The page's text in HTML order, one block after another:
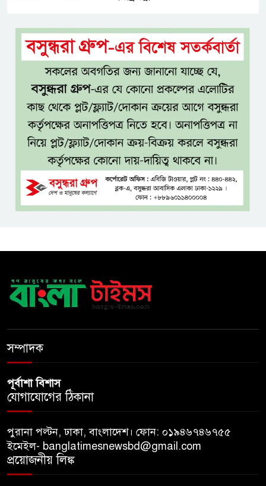
সব বাধা পেরিয়ে বাস্তবতার নিরিখে
দেশকে এগিয়ে নিতে হবে: প্রধানমন্ত্রী
নীরবে এতিম শিশুদের পাশে সায়েম
সোবহান আনভীর
সেবার মানসিকতা ছাড়া
চিকিৎসাব্যবস্থার মানোন্নয়ন সম্ভব
নয়: প্রধানমন্ত্রী
বিদ্যুৎ-জ্বালানি নিয়ে অস্থিতিশীলতা
সৃষ্টিতে সক্রিয় চক্র: প্রধানমন্ত্রী
তনু হত্যা মামলায় সাবেক
পুনরায় গ্রেপ্তার
হাসিনাকে ঘিরে ঢাকা-দিল্লি সম্পর্কে
নতুন টানাপোড়েন
সম্পাদক
পূর্বাশা বিশাস
যোগাযোগের ঠিকানা
পুরানা পল্টন, ঢাকা, বাংলাদেশ। ফোন: ০১৯৪৬৭৪৬৭৫৫
ইমেইল- banglatimesnewsbd@gmail.com
প্রয়োজনীয় লিঙ্ক